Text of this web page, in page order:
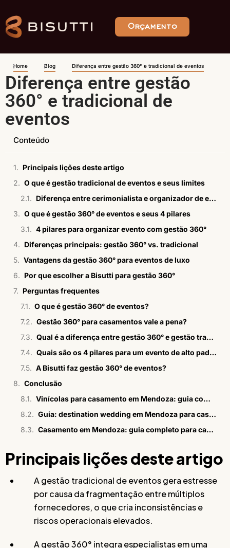
Orçamento
Home Blog Diferença entre gestão 360° e tradicional de eventos
Diferença entre gestão
360° e tradicional de
eventos
Conteúdo
Principais lições deste artigo
O que é gestão tradicional de eventos e seus limites
Diferença entre cerimonialista e organizador de eventos
O que é gestão 360° de eventos e seus 4 pilares
4 pilares para organizar evento com gestão 360°
Diferenças principais: gestão 360° vs. tradicional
Vantagens da gestão 360° para eventos de luxo
Por que escolher a Bisutti para gestão 360°
Perguntas frequentes
O que é gestão 360° de eventos?
Gestão 360° para casamentos vale a pena?
Qual é a diferença entre gestão 360° e gestão tradicional?
Quais são os 4 pilares para um evento de alto padrão?
A Bisutti faz gestão 360° de eventos?
Conclusão
Vinícolas para casamento em Mendoza: guia completo 2026
Guia: destination wedding em Mendoza para casais brasileiros
Casamento em Mendoza: guia completo para casais brasileiros
Principais lições deste artigo
A gestão tradicional de eventos gera estresse
por causa da fragmentação entre múltiplos
fornecedores, o que cria inconsistências e
riscos operacionais elevados.
A gestão 360° integra especialistas em uma